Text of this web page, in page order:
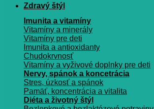
Zdravý štýl
Imunita a vitamíny
Vitamíny a minerály
Vitamíny pre deti
Imunita a antioxidanty
Chudokrvnosť
Vitamíny a vyživové doplnky pre deti
Nervy, spánok a koncetrácia
Stres, úzkosť a spánok
Pamäť, koncentrácia a vitalita
Diéta a životný štýl